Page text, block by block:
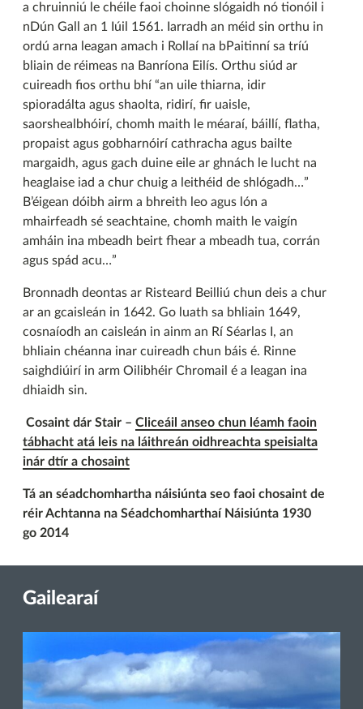
a chruinniú le chéile faoi choinne slógaidh nó tionóil i
nDún Gall an 1 Iúil 1561. Iarradh an méid sin orthu in
ordú arna leagan amach i Rollaí na bPaitinní sa tríú
bliain de réimeas na Banríona Eilís. Orthu siúd ar
cuireadh fios orthu bhí “an uile thiarna, idir
spioradálta agus shaolta, ridirí, fir uaisle,
saorshealbhóirí, chomh maith le méaraí, báillí, flatha,
propaist agus gobharnóirí cathracha agus bailte
margaidh, agus gach duine eile ar ghnách le lucht na
heaglaise iad a chur chuig a leithéid de shlógadh…”
B’éigean dóibh airm a bhreith leo agus lón a
mhairfeadh sé seachtaine, chomh maith le vaigín
amháin ina mbeadh beirt fhear a mbeadh tua, corrán
agus spád acu…”
Bronnadh deontas ar Risteard Beilliú chun deis a chur
ar an gcaisleán in 1642. Go luath sa bhliain 1649,
cosnaíodh an caisleán in ainm an Rí Séarlas I, an
bhliain chéanna inar cuireadh chun báis é. Rinne
saighdiúirí in arm Oilibhéir Chromail é a leagan ina
dhiaidh sin.
Cosaint dár Stair – Cliceáil anseo chun léamh faoin
tábhacht atá leis na láithreán oidhreachta speisialta
inár dtír a chosaint
Tá an séadchomhartha náisiúnta seo faoi chosaint de
réir Achtanna na Séadchomharthaí Náisiúnta 1930
go 2014
Gailearaí